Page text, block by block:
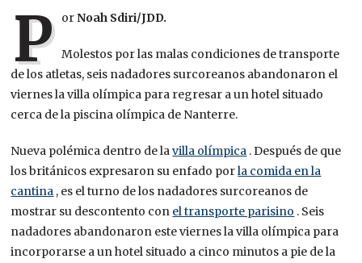
P orNoah Sdiri/JDD.
Molestos por las malas condiciones de transporte
de los atletas, seis nadadores surcoreanos abandonaron el
viernes la villa olímpica para regresar a un hotel situado
cerca de la piscina olímpica de Nanterre.
Nueva polémica dentro de lavilla olímpica . Después de que
los británicos expresaron su enfado porla comida en la
cantina , es el turno de los nadadores surcoreanos de
mostrar su descontento con el transporte parisino . Seis
nadadores abandonaron este viernes la villa olímpica para
incorporarse a un hotel situado a cinco minutos a pie de la